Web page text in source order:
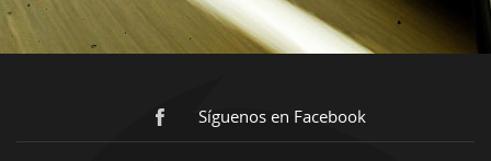
Síguenos en Facebook